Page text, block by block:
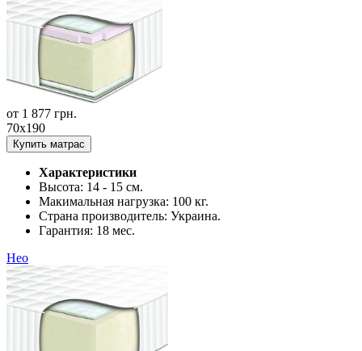
от 1 877 грн.
70x190
Купить матрас
Характеристики
Высота: 14 - 15 см.
Макимальная нагрузка: 100 кг.
Страна производитель: Украина.
Гарантия: 18 мес.
Нео